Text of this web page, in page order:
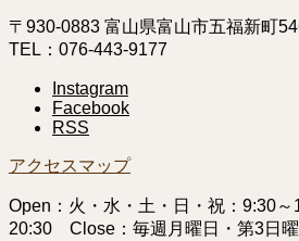
〒930-0883 富山県富山市五福新町
TEL：076-443-9177
Instagram
Facebook
RSS
アクセスマップ
Open：火・水・土・日・祝：9:30～
20:30 Close：毎週月曜日・第3日曜